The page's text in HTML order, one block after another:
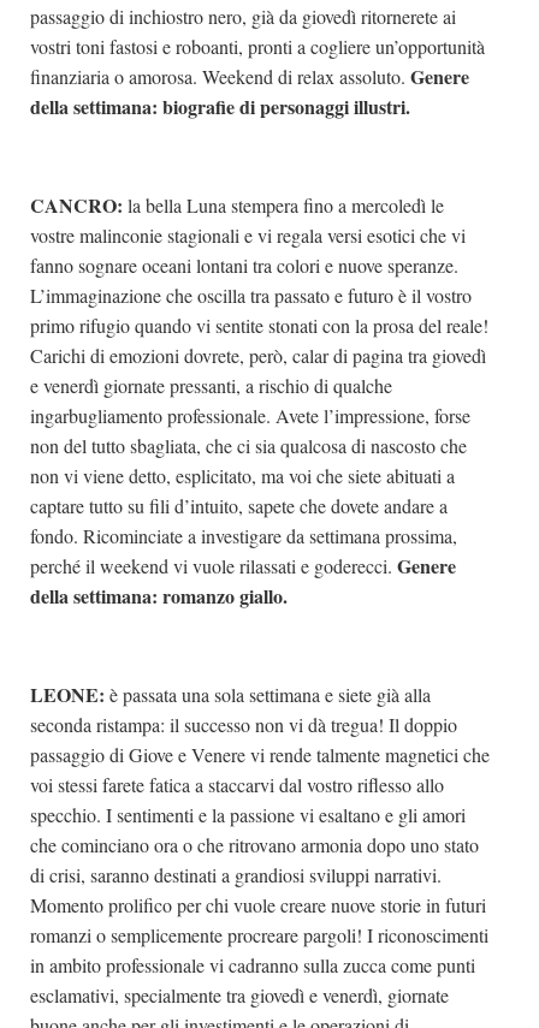
passaggio di inchiostro nero, già da giovedì ritornerete ai
vostri toni fastosi e roboanti, pronti a cogliere un’opportunità
finanziaria o amorosa. Weekend di relax assoluto. Genere
della settimana: biografie di personaggi illustri.
CANCRO: la bella Luna stempera fino a mercoledì le
vostre malinconie stagionali e vi regala versi esotici che vi
fanno sognare oceani lontani tra colori e nuove speranze.
L’immaginazione che oscilla tra passato e futuro è il vostro
primo rifugio quando vi sentite stonati con la prosa del reale!
Carichi di emozioni dovrete, però, calar di pagina tra giovedì
e venerdì giornate pressanti, a rischio di qualche
ingarbugliamento professionale. Avete l’impressione, forse
non del tutto sbagliata, che ci sia qualcosa di nascosto che
non vi viene detto, esplicitato, ma voi che siete abituati a
captare tutto su fili d’intuito, sapete che dovete andare a
fondo. Ricominciate a investigare da settimana prossima,
perché il weekend vi vuole rilassati e goderecci. Genere
della settimana: romanzo giallo.
LEONE: è passata una sola settimana e siete già alla
seconda ristampa: il successo non vi dà tregua! Il doppio
passaggio di Giove e Venere vi rende talmente magnetici che
voi stessi farete fatica a staccarvi dal vostro riflesso allo
specchio. I sentimenti e la passione vi esaltano e gli amori
che cominciano ora o che ritrovano armonia dopo uno stato
di crisi, saranno destinati a grandiosi sviluppi narrativi.
Momento prolifico per chi vuole creare nuove storie in futuri
romanzi o semplicemente procreare pargoli! I riconoscimenti
in ambito professionale vi cadranno sulla zucca come punti
esclamativi, specialmente tra giovedì e venerdì, giornate